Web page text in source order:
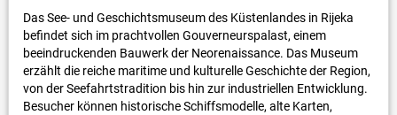
Das See- und Geschichtsmuseum des Küstenlandes in Rijeka
befindet sich im prachtvollen Gouverneurspalast, einem
beeindruckenden Bauwerk der Neorenaissance. Das Museum
erzählt die reiche maritime und kulturelle Geschichte der Region,
von der Seefahrtstradition bis hin zur industriellen Entwicklung.
Besucher können historische Schiffsmodelle, alte Karten,